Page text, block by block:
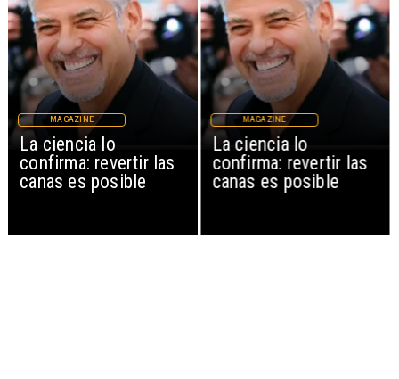
La ciencia lo
confirma: revertir las
canas es posible
MAGAZINE
La ciencia lo
confirma: revertir las
canas es posible
MAGAZINE